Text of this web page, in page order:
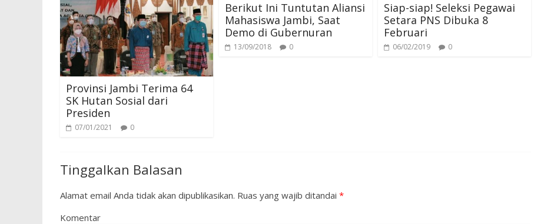
Provinsi Jambi Terima 64
SK Hutan Sosial dari
Presiden
07/01/2021 0
Berikut Ini Tuntutan Aliansi
Mahasiswa Jambi, Saat
Demo di Gubernuran
13/09/2018 0
Siap-siap! Seleksi Pegawai
Setara PNS Dibuka 8
Februari
06/02/2019 0
Tinggalkan Balasan
Alamat email Anda tidak akan dipublikasikan. Ruas yang wajib ditandai *
Komentar